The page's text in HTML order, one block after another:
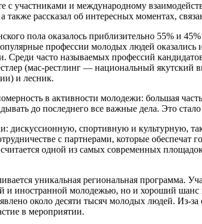
с участниками и международному
рассказал об интересных моментах,
пола оказалось приблизительно 55% и
профессии молодых людей оказались
часто называемых профессий
(мас-рестлинг — национальный
и лесник.
в активности молодежи: большая
до последнего все важные дела. Это
дискуссионную, спортивную и культурную,
с партнерами, которые обеспечат
одной из самых современных
уникальная региональная программа.
и иностранной молодежью, но и хороший
около десяти тысяч молодых людей.
в мероприятии.